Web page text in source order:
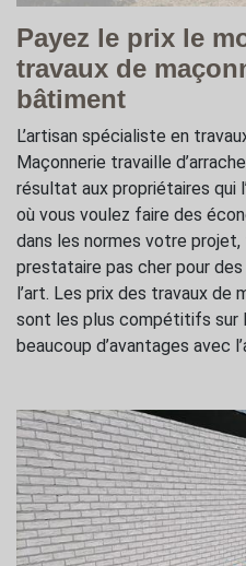
Payez le prix le
travaux de
bâtiment
L’artisan spécialiste en
Maçonnerie travaille
résultat aux propriétaires qui
où vous voulez faire des
dans les normes votre
prestataire pas cher pour
l’art. Les prix des travaux de
sont les plus compétitifs sur
beaucoup d’avantages avec